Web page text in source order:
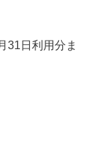
31日利用分ま